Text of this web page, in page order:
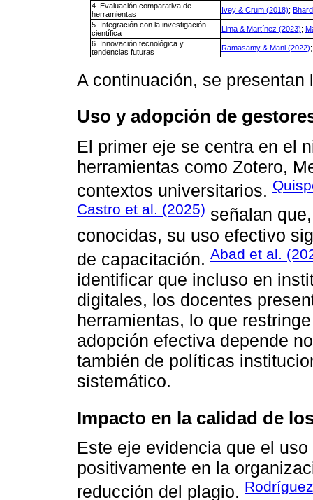
4. Evaluación comparativa de
herramientas
Ivey & Crum (2018);
5. Integración con la investigación
científica
Lima & Martínez (2023);
6. Innovación tecnológica y
tendencias futuras
Ramasamy & Mani (2022)
A continuación, se
Uso y adopción de
El primer eje se centra en el
herramientas como Zotero,
contextos universitarios.
Castro et al. (2025) señalan
conocidas, su uso efectivo
de capacitación. Abad et al.
identificar que incluso en
digitales, los docentes
herramientas, lo que
adopción efectiva depende
también de políticas
sistemático.
Impacto en la calidad de
Este eje evidencia que el
positivamente en la
reducción del plagio.